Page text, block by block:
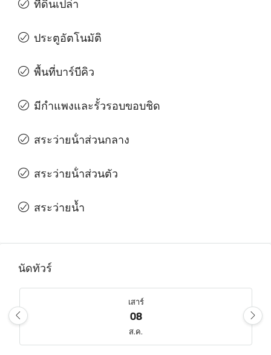
ที่ดินเปล่า
ประตูอัตโนมัติ
พื้นที่บาร์บีคิว
มีกําแพงและรั้วรอบขอบชิด
สระว่ายน้ําส่วนกลาง
สระว่ายน้ําส่วนตัว
สระว่ายน้ำ
นัดทัวร์
เสาร์
08
ส.ค.